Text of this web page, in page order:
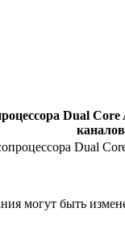
Dual
Dual
могут быть